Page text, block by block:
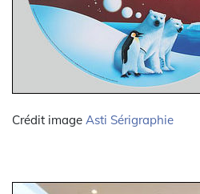
Crédit image Asti Sérigraphie